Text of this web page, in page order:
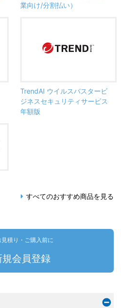
業向け/分割払い）
TrendAI ウイルスバスタービ
ジネスセキュリティサービス
年額版
すべてのおすすめ商品を見る
積り・ご購入前に
規会員登録